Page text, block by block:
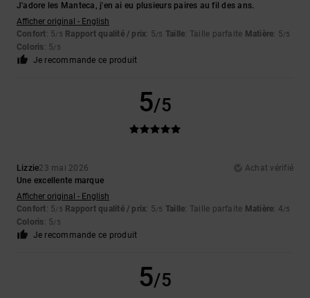
J'adore les Manteca, j'en ai eu plusieurs paires au fil des ans.
Afficher original - English
Confort: 5/5 Rapport qualité / prix: 5/5 Taille: Taille parfaite Matière: 5/5
Coloris: 5/5
Je recommande ce produit
5/5
Lizzie23 mai 2026
Achat vérifié
Une excellente marque
Afficher original - English
Confort: 5/5 Rapport qualité / prix: 5/5 Taille: Taille parfaite Matière: 4/5
Coloris: 5/5
Je recommande ce produit
5/5